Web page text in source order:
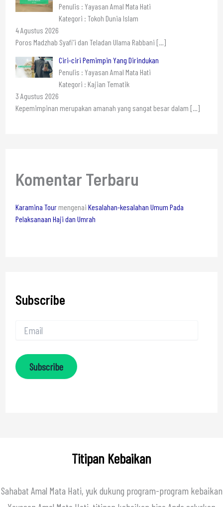
Penulis : Yayasan Amal Mata Hati
Kategori : Tokoh Dunia Islam
4 Agustus 2026
Poros Madzhab Syafi’i dan Teladan Ulama Rabbani […]
Ciri-ciri Pemimpin Yang Dirindukan
Penulis : Yayasan Amal Mata Hati
Kategori : Kajian Tematik
3 Agustus 2026
Kepemimpinan merupakan amanah yang sangat besar dalam […]
Komentar Terbaru
Karamina Tourmengenai Kesalahan-kesalahan Umum Pada
Pelaksanaan Haji dan Umrah
Subscribe
Subscribe
Titipan Kebaikan
Sahabat Amal Mata Hati, yuk dukung program-program kebaikan